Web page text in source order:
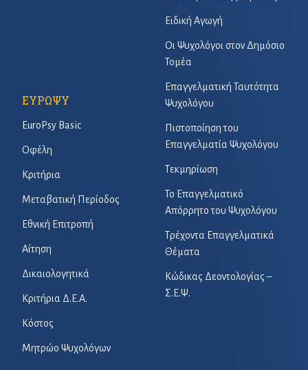
Ειδική Αγωγή
Οι Ψυχολόγοι στον Δημόσιο
Τομέα
Επαγγελματική Ταυτότητα
Ψυχολόγου
Πιστοποίηση του
Επαγγελματία Ψυχολόγου
Τεκμηρίωση
Το Επαγγελματικό
Απόρρητο του Ψυχολόγου
Τρέχοντα Επαγγελματικά
Θέματα
Κώδικας Δεοντολογίας –
Σ.Ε.Ψ.
ΕΥΡΩΨΥ
EuroPsy Basic
Οφέλη
Κριτήρια
Μεταβατική Περίοδος
Εθνική Επιτροπή
Αίτηση
Δικαιολογητικά
Κριτήρια Δ.Ε.Α.
Κόστος
Μητρώο Ψυχολόγων